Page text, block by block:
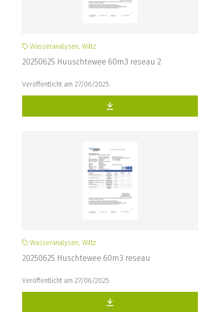
Wasseranalysen, Wiltz
20250625 Huuschtewee 60m3 reseau 2
Veröffentlicht am 27/06/2025
Wasseranalysen, Wiltz
20250625 Huschtewee 60m3 reseau
Veröffentlicht am 27/06/2025